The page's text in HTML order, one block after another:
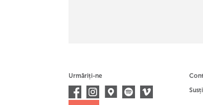
Urmăriți-ne